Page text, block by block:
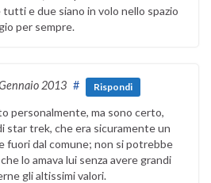
tutti e due siano in volo nello spazio
per sempre.
2013 # Rispondi
personalmente, ma sono certo,
star trek, che era sicuramente un
fuori dal comune; non si potrebbe
lo amava lui senza avere grandi
gli altissimi valori.